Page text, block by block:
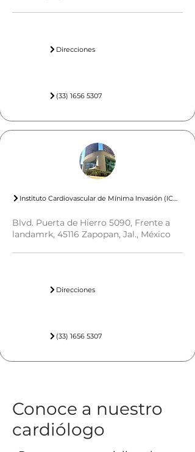
Direcciones
(33) 1656 5307
Instituto Cardiovascular de Mínima Invasión (ICMI)
Blvd. Puerta de Hierro 5090, Frente a
landamrk, 45116 Zapopan, Jal., México
Direcciones
(33) 1656 5307
Conoce a nuestro
cardiólogo